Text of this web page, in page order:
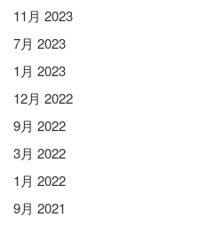
11月 2023
7月 2023
1月 2023
12月 2022
9月 2022
3月 2022
1月 2022
9月 2021